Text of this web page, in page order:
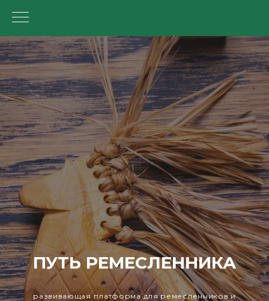
ПУТЬ РЕМЕСЛЕННИКА
развивающая платформа для ремесленников и